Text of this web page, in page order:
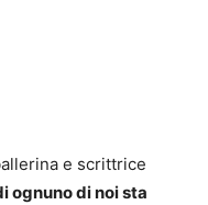
e scrittrice
ognuno di noi sta